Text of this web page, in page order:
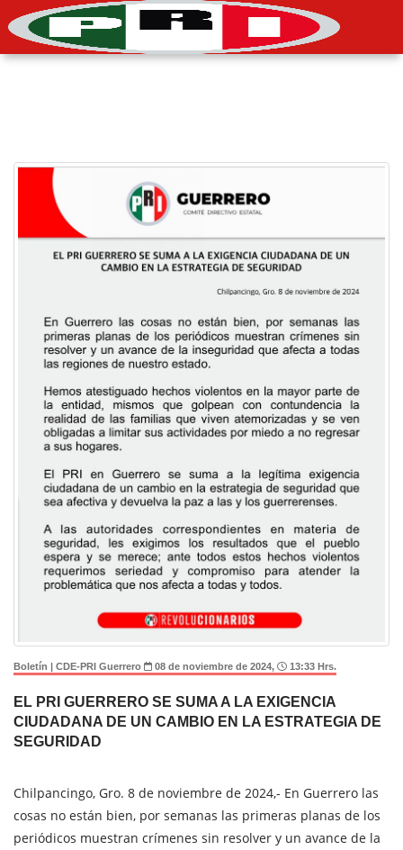
Boletín | CDE-PRI Guerrero 08 de noviembre de 2024, 13:33 Hrs.
EL PRI GUERRERO SE SUMA A LA EXIGENCIA
CIUDADANA DE UN CAMBIO EN LA ESTRATEGIA DE
SEGURIDAD
Chilpancingo, Gro. 8 de noviembre de 2024,- En Guerrero las
cosas no están bien, por semanas las primeras planas de los
periódicos muestran crímenes sin resolver y un avance de la